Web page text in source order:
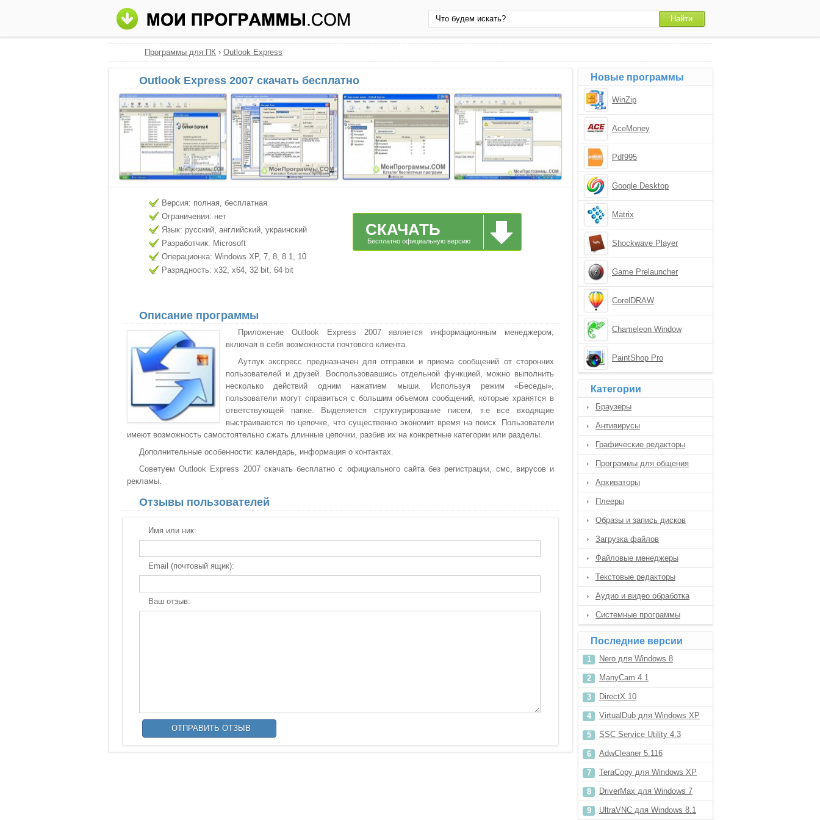
Программы для ПК › Outlook Express
Outlook Express 2007 скачать бесплатно
Версия: полная, бесплатная
Ограничения: нет
Язык: русский, английский, украинский
Разработчик: Microsoft
Операционка: Windows XP, 7, 8, 8.1, 10
Разрядность: x32, x64, 32 bit, 64 bit
СКАЧАТЬ
Бесплатно официальную версию
Описание программы
Приложение Outlook Express 2007 является информационным менеджером,
включая в себя возможности почтового клиента.
Аутлук экспресс предназначен для отправки и приема сообщений от сторонних
пользователей и друзей. Воспользовавшись отдельной функцией, можно выполнить
несколько действий одним нажатием мыши. Используя режим «Беседы»,
пользователи могут справиться с большим объемом сообщений, которые хранятся в
ответствующей папке. Выделяется структурирование писем, т.е все входящие
выстраиваются по цепочке, что существенно экономит время на поиск. Пользователи
имеют возможность самостоятельно сжать длинные цепочки, разбив их на конкретные категории или разделы.
Дополнительные особенности: календарь, информация о контактах.
Советуем Outlook Express 2007 скачать бесплатно с официального сайта без регистрации, смс, вирусов и
рекламы.
Отзывы пользователей
Имя или ник:
Email (почтовый ящик):
Ваш отзыв:
Новые программы
WinZip
AceMoney
Pdf995
Google Desktop
Matrix
Shockwave Player
Game Prelauncher
CorelDRAW
Chameleon Window
PaintShop Pro
Категории
Браузеры
Антивирусы
Графические редакторы
Программы для общения
Архиваторы
Плееры
Образы и запись дисков
Загрузка файлов
Файловые менеджеры
Текстовые редакторы
Аудио и видео обработка
Системные программы
Последние версии
Nero для Windows 8
ManyCam 4.1
DirectX 10
VirtualDub для Windows XP
SSC Service Utility 4.3
AdwCleaner 5.116
TeraCopy для Windows XP
DriverMax для Windows 7
UltraVNC для Windows 8.1